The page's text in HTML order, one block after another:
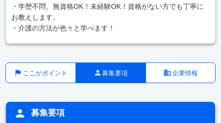
・学歴不問、無資格OK！未経験OK！資格がない方でも丁寧に
お教えします。
・介護の方法が色々と学べます！
ここがポイント 募集要項 企業情報
募集要項